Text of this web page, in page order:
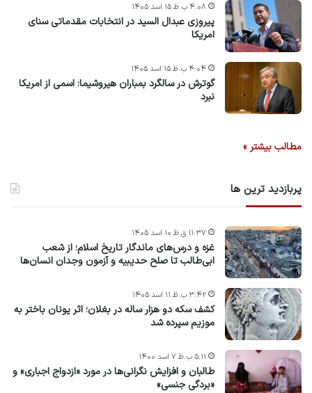
پیروزی عبدال السید در انتخابات مقدماتی سنای
امریکا
۴:۰۸ ب.ظ ۱۵ اسد ۱۴۰۵
گوترش در سالگرد بمباران هیروشیما: اسمی از امریکا
نبرد
۴:۰۴ ب.ظ ۱۵ اسد ۱۴۰۵
مطالب بیشتر »
پربازدید ترین ها
غزه و درس‌های ماندگار تاریخ اسلام؛ از شعب
ابی‌طالب تا صلح حدیبیه و آزمون وجدان انسان‌ها
۱۱:۳۷ ق.ظ ۱۰ اسد ۱۴۰۵
کشف سکه دو هزار ساله در بغلان؛ اثر یونان باختر به
موزیم سپرده شد
۳:۴۲ ب.ظ ۱۱ اسد ۱۴۰۵
طالبان و افزایش نگرانی‌ها در مورد «ازدواج اجباری» و
«بردگی جنسی»
۵:۱۱ ب.ظ ۷ اسد ۱۴۰۰